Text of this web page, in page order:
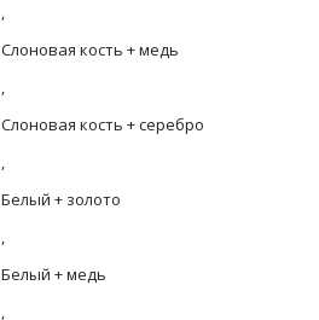
,
Слоновая кость + медь
,
Слоновая кость + серебро
,
Белый + золото
,
Белый + медь
,